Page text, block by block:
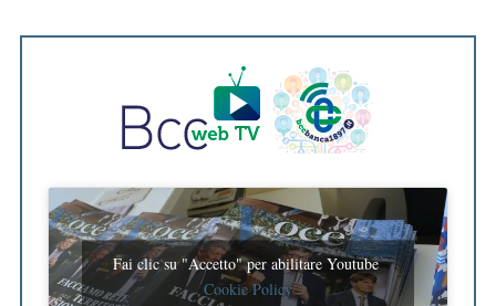
Fai clic su "Accetto" per abilitare Youtube
Cookie Policy